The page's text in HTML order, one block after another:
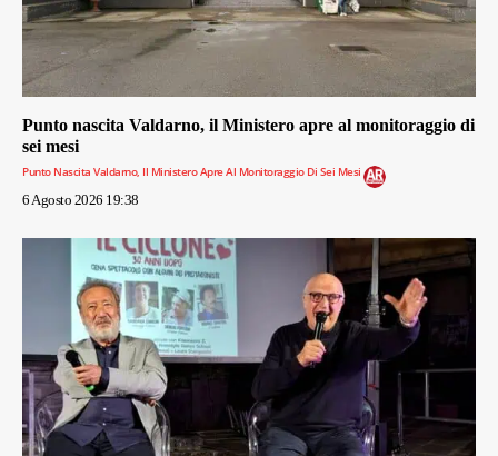
Punto nascita Valdarno, il Ministero apre al monitoraggio di
sei mesi
Punto Nascita Valdarno, Il Ministero Apre Al Monitoraggio Di Sei Mesi
6 Agosto 2026 19:38